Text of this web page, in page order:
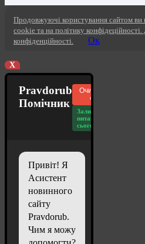
Продовжуючі користування сайтом ви
cookie та на політику конфідеційності.
конфіденційності.
Ок
X
Pravdorub
Помічник
Очистити
чат
Залишилось
питань
сьогодні: 20
Привіт! Я
Асистент
новинного
сайту
Pravdorub.
Чим я можу